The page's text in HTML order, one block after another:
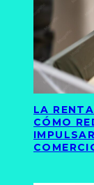
LA
CÓMO